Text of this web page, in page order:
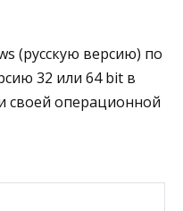
(русскую версию) по
32 или 64 bit в
своей операционной